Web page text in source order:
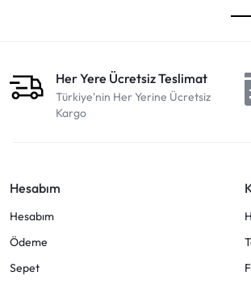
Her Yere Ücretsiz Teslimat
Türkiye'nin Her Yerine Ücretsiz
Kargo
Hesabım
Hesabım
Ödeme
Sepet